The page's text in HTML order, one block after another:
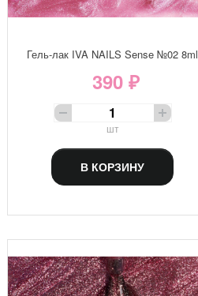
Гель-лак IVA NAILS Sense №02 8ml
390 ₽
шт
В КОРЗИНУ